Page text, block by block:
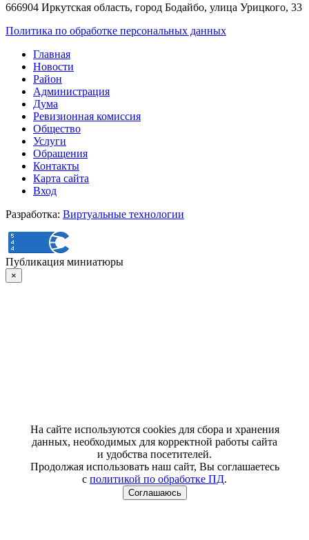
666904 Иркутская область, город Бодайбо, улица Урицкого, 33
Политика по обработке персональных данных
Главная
Новости
Район
Администрация
Дума
Ревизионная комиссия
Общество
Услуги
Обращения
Контакты
Карта сайта
Вход
Разработка: Виртуальные технологии
Публикация миниатюры
×
На сайте используются cookies для сбора и хранения
данных, необходимых для корректной работы сайта
и удобства посетителей.
Продолжая использовать наш сайт, Вы соглашаетесь
с политикой по обработке ПД.
Соглашаюсь